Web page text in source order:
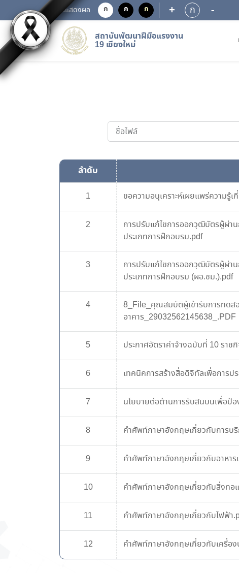
การแสดงผล ก ก ก + ก -
สถาบันพัฒนาฝีมือแรงงาน
19 เชียงใหม่
ลำดับ
1 ขอความอนุเคราะห์เผยแพร่ความรู้
2
การปรับแก้ไขการออกวุฒิบัตรผู้ผ่า
ประเภทการฝึกอบรม.pdf
3
การปรับแก้ไขการออกวุฒิบัตรผู้ผ่า
ประเภทการฝึกอบรม (ผอ.ชม.).pdf
4
8_File_คุณสมบัติผู้เข้ารับการทดส
อาคาร_29032562145638_.PDF
5 ประกาศอัตราค่าจ้างฉบับที่ 10 ราช
6 เทคนิคการสร้างสื่อดิจิทัลเพื่อการป
7 นโยบายต่อต้านการรับสินบนเพื่อป้
8 คำศัพท์ภาษาอังกฤษเกี่ยวกับการบริ
9 คำศัพท์ภาษาอังกฤษเกี่ยวกับอาหาร
10 คำศัพท์ภาษาอังกฤษเกี่ยวกับสิ่งทอ
11 คำศัพท์ภาษาอังกฤษเกี่ยวกับไฟฟ้า
12 คำศัพท์ภาษาอังกฤษเกี่ยวกับเครื่อ